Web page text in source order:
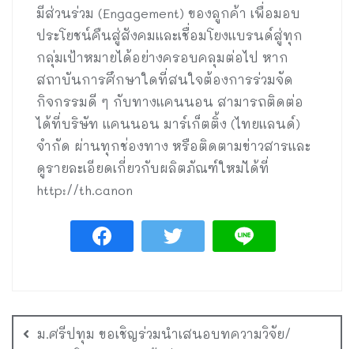
มีส่วนร่วม (Engagement) ของลูกค้า เพื่อมอบ
ประโยชน์คืนสู่สังคมและเชื่อมโยงแบรนด์สู่ทุก
กลุ่มเป้าหมายได้อย่างครอบคลุมต่อไป หาก
สถาบันการศึกษาใดที่สนใจต้องการร่วมจัด
กิจกรรมดี ๆ กับทางแคนนอน สามารถติดต่อ
ได้ที่บริษัท แคนนอน มาร์เก็ตติ้ง (ไทยแลนด์)
จำกัด ผ่านทุกช่องทาง หรือติดตามข่าวสารและ
ดูรายละเอียดเกี่ยวกับผลิตภัณฑ์ใหม่ได้ที่
http://th.canon
ม.ศรีปทุม ขอเชิญร่วมนำเสนอบทความวิจัย/